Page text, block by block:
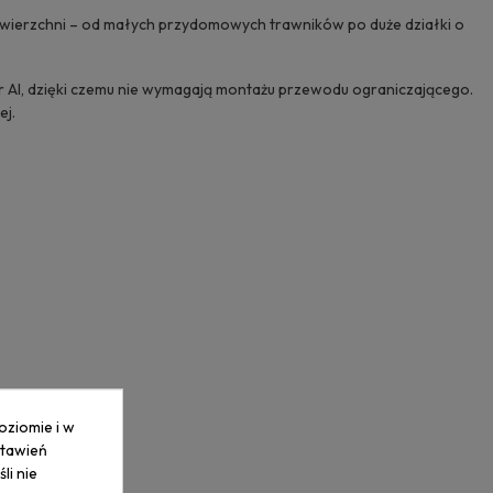
– od małych przydomowych trawników po duże działki o
dzięki czemu nie wymagają montażu przewodu ograniczającego.
i w
nie